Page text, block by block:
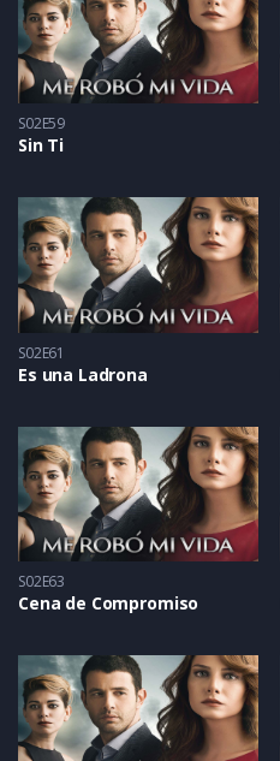
S02E59
Sin Ti
S02E61
Es una Ladrona
S02E63
Cena de Compromiso